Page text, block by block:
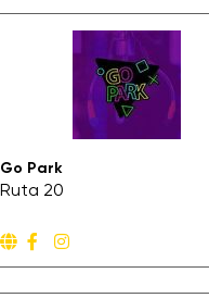
Go Park
Ruta 20